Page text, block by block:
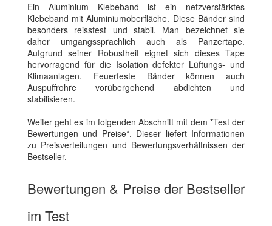
Ein Aluminium Klebeband ist ein netzverstärktes
Klebeband mit Aluminiumoberfläche. Diese Bänder sind
besonders reissfest und stabil. Man bezeichnet sie
daher umgangssprachlich auch als Panzertape.
Aufgrund seiner Robustheit eignet sich dieses Tape
hervorragend für die Isolation defekter Lüftungs- und
Klimaanlagen. Feuerfeste Bänder können auch
Auspuffrohre vorübergehend abdichten und
stabilisieren.
Weiter geht es im folgenden Abschnitt mit dem *Test der
Bewertungen und Preise*. Dieser liefert Informationen
zu Preisverteilungen und Bewertungsverhältnissen der
Bestseller.
Bewertungen & Preise der Bestseller
im Test